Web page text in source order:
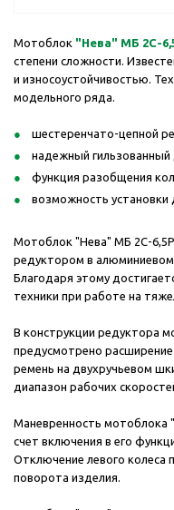
Мотоблок "Нева" МБ 2С-
степени сложности.
и износоустойчивостью.
модельного ряда.
шестеренчато-цепной
надежный гильзованный
функция разобщения
возможность установки
Мотоблок "Нева" МБ 2С-
редуктором в алюминиевом
Благодаря этому
техники при работе на
В конструкции редуктора
предусмотрено
ремень на двухручьевом
диапазон рабочих
Маневренность мотоблока
счет включения в его
Отключение левого колеса
поворота изделия.